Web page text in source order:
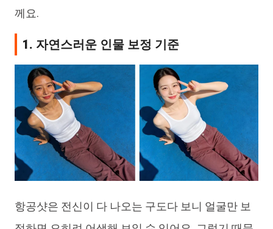
께요.
1. 자연스러운 인물 보정 기준
항공샷은 전신이 다 나오는 구도다 보니 얼굴만 보